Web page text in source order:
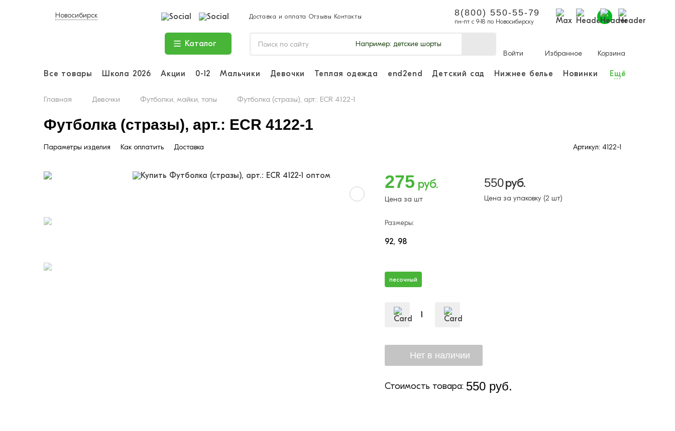
Новосибирск Доставка и оплата Отзывы Контакты 8(800) 550-55-79
пн-пт с 9-18 по Новосибирску
Каталог Например: детские шорты
Войти
Избранное Корзина
Все товары Школа 2026 Акции 0-12 Мальчики Девочки Теплая одежда end2end Детский сад Нижнее белье Новинки Ещё
...
Главная Девочки Футболки, майки, топы Футболка (стразы), арт.: ECR 4122-1
Футболка (стразы), арт.: ECR 4122-1
Параметры изделия Как оплатить Доставка Артикул: 4122-1
275 руб.
Цена за шт
550руб.
Цена за упаковку (2 шт)
Размеры:
92 98
песочный
Стоимость товара: 550 руб.